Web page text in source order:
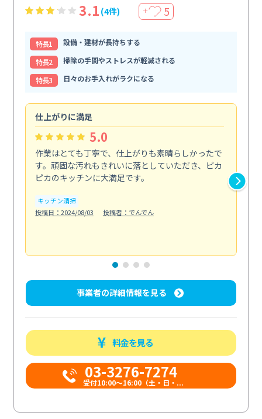
3.1 (4件) ＋ 5
特⻑1
設備・建材が長持ちする
特⻑2
掃除の手間やストレスが軽減される
特⻑3
日々のお手入れがラクになる
仕上がりに満足
5.0
作業はとても丁寧で、仕上がりも素晴らしかったで
す。頑固な汚れもきれいに落としていただき、ピカ
ピカのキッチンに大満足です。
キッチン清掃
投稿日：2024/08/03
投稿者：でんでん
事業者の詳細情報を見る
料金を見る
03-3276-7274
受付10:00〜16:00（土・日・...